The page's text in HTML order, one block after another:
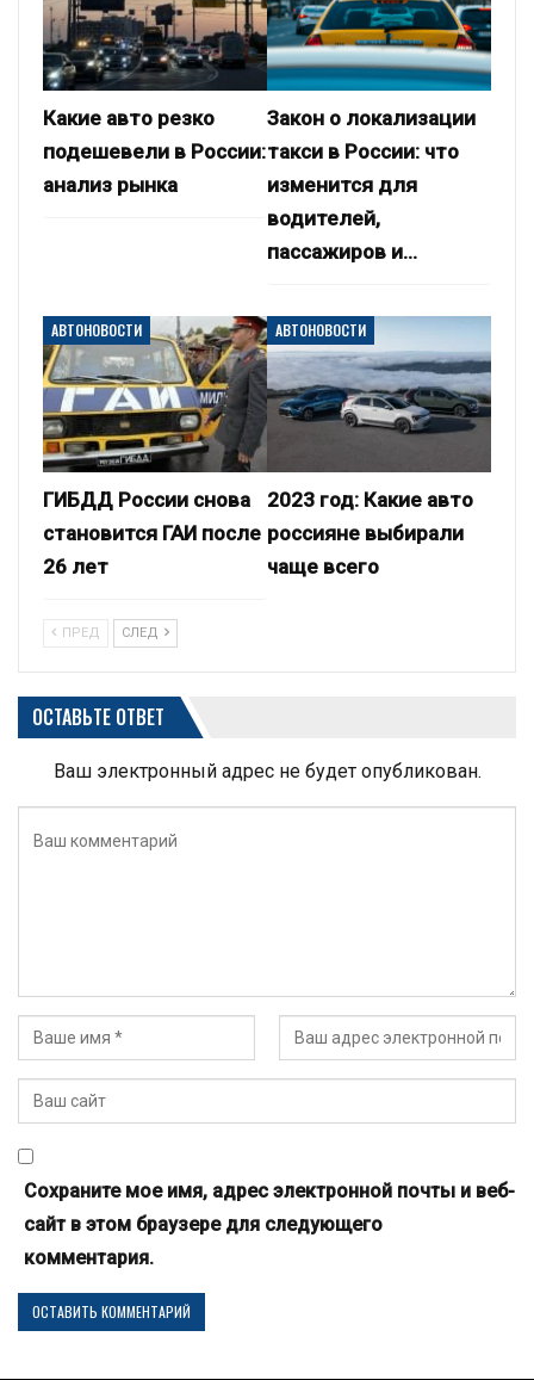
Какие авто резко
подешевели в России:
анализ рынка
Закон о локализации
такси в России: что
изменится для
водителей,
пассажиров и…
АВТОНОВОСТИ
ГИБДД России снова
становится ГАИ после
26 лет
АВТОНОВОСТИ
2023 год: Какие авто
россияне выбирали
чаще всего
ПРЕД СЛЕД
ОСТАВЬТЕ ОТВЕТ
Ваш электронный адрес не будет опубликован.
Сохраните мое имя, адрес электронной почты и веб-
сайт в этом браузере для следующего
комментария.